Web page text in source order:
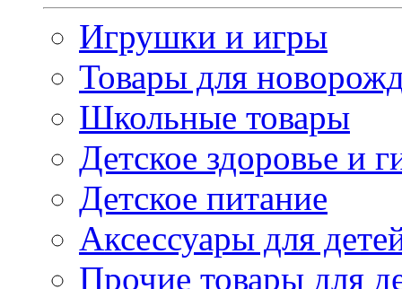
Игрушки и игры
Товары для
Школьные товары
Детское здоровье и
Детское питание
Аксессуары для
Прочие товары для